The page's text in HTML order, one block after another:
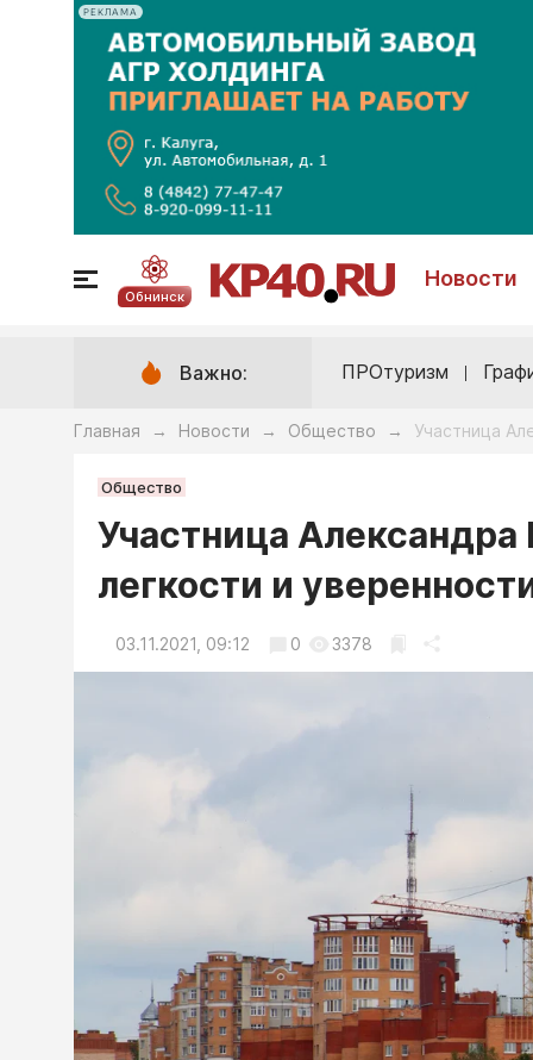
РЕКЛАМА
Обнинск
Новости
Важно: ПРОтуризм
Главная → Новости → Общество → Участница
Общество
Участница
легкости и
03.11.2021, 09:12 0 3378